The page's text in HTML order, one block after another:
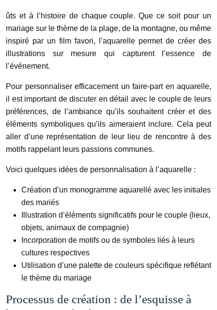
ûts et à l’histoire de chaque couple. Que ce soit pour un
mariage sur le thème de la plage, de la montagne, ou même
inspiré par un film favori, l’aquarelle permet de créer des
illustrations sur mesure qui capturent l’essence de
l’événement.
Pour personnaliser efficacement un faire-part en aquarelle,
il est important de discuter en détail avec le couple de leurs
préférences, de l’ambiance qu’ils souhaitent créer et des
éléments symboliques qu’ils aimeraient inclure. Cela peut
aller d’une représentation de leur lieu de rencontre à des
motifs rappelant leurs passions communes.
Voici quelques idées de personnalisation à l’aquarelle :
Création d’un monogramme aquarellé avec les initiales
des mariés
Illustration d’éléments significatifs pour le couple (lieux,
objets, animaux de compagnie)
Incorporation de motifs ou de symboles liés à leurs
cultures respectives
Utilisation d’une palette de couleurs spécifique reflétant
le thème du mariage
Processus de création : de l’esquisse à